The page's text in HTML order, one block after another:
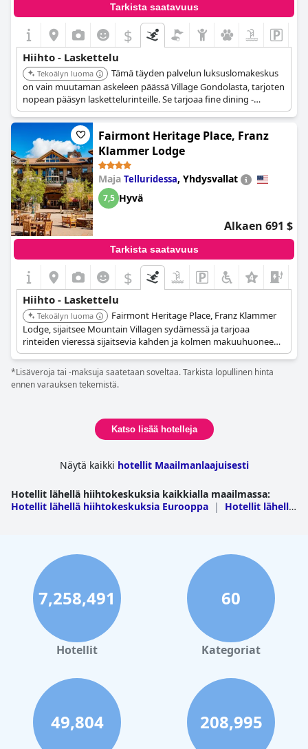
Tarkista saatavuus
$
Hiihto - Laskettelu
Tekoälyn luoma
Tämä täyden palvelun luksuslomakeskus
on vain muutaman askeleen päässä Village Gondolasta, tarjoten
nopean pääsyn laskettelurinteille. Se tarjoaa fine dining -
elämyksiä Whitebark Restaurant & Loungessa ja takkatulen
äärellä ruokailua sviiteissään, mikä tekee siitä ihanteellisen
hiihtoharrastajille.
Fairmont Heritage Place, Franz
Klammer Lodge
Maja Telluridessa, Yhdysvallat
7,5 Hyvä
Alkaen 691 $
Tarkista saatavuus
$
Hiihto - Laskettelu
Tekoälyn luoma
Fairmont Heritage Place, Franz Klammer
Lodge, sijaitsee Mountain Villagen sydämessä ja tarjoaa
rinteiden vieressä sijaitsevia kahden ja kolmen makuuhuoneen
luksusasuntoja. Se on ympärivuotinen seikkailuparatiisi, jossa
on mukavuuksia, kuten uima-allas, porealtaat ja kylpylä.
*Lisäveroja tai -maksuja saatetaan soveltaa. Tarkista lopullinen hinta
ennen varauksen tekemistä.
Katso lisää hotelleja
Näytä kaikki hotellit Maailmanlaajuisesti
Hotellit lähellä hiihtokeskuksia kaikkialla maailmassa:
Hotellit lähellä hiihtokeskuksia Eurooppa |
Hotellit lähellä
Amerikka | Hotellit lähellä hiihtokeskuksia Lähi-
Hotellit lähellä hiihtokeskuksia Afrikka
7,258,491
Hotellit
60
Kategoriat
49,804 208,995